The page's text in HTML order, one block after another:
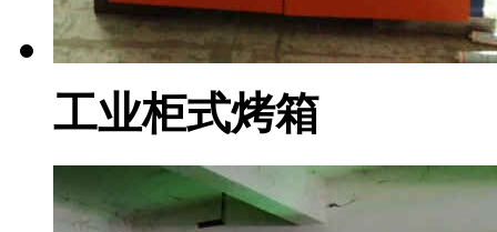
工业柜式烤箱